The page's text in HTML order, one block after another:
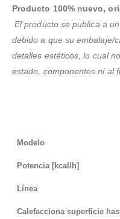
Producto 100% nuevo,
El producto se publica a
debido a que su embalaje/
detalles estéticos, lo cual
estado, componentes ni al
Modelo
Potencia [kcal/h]
Línea
Calefacciona superficie